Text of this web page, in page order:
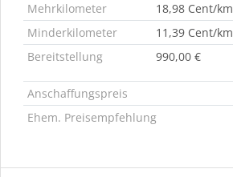
Mehrkilometer
18,98 Cent/km
Minderkilometer
11,39 Cent/km
Bereitstellung
990,00 €
Anschaffungspreis
Ehem. Preisempfehlung